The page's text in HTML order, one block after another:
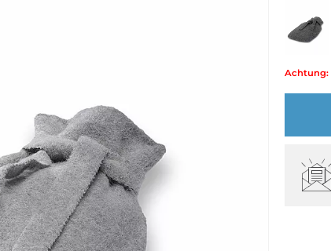
Achtung: